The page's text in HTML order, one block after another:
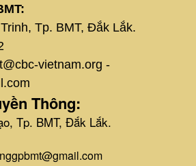
Tp. BMT, Đắk Lắk.
vietnam.org -
Thông:
Tp. BMT, Đắk Lắk.